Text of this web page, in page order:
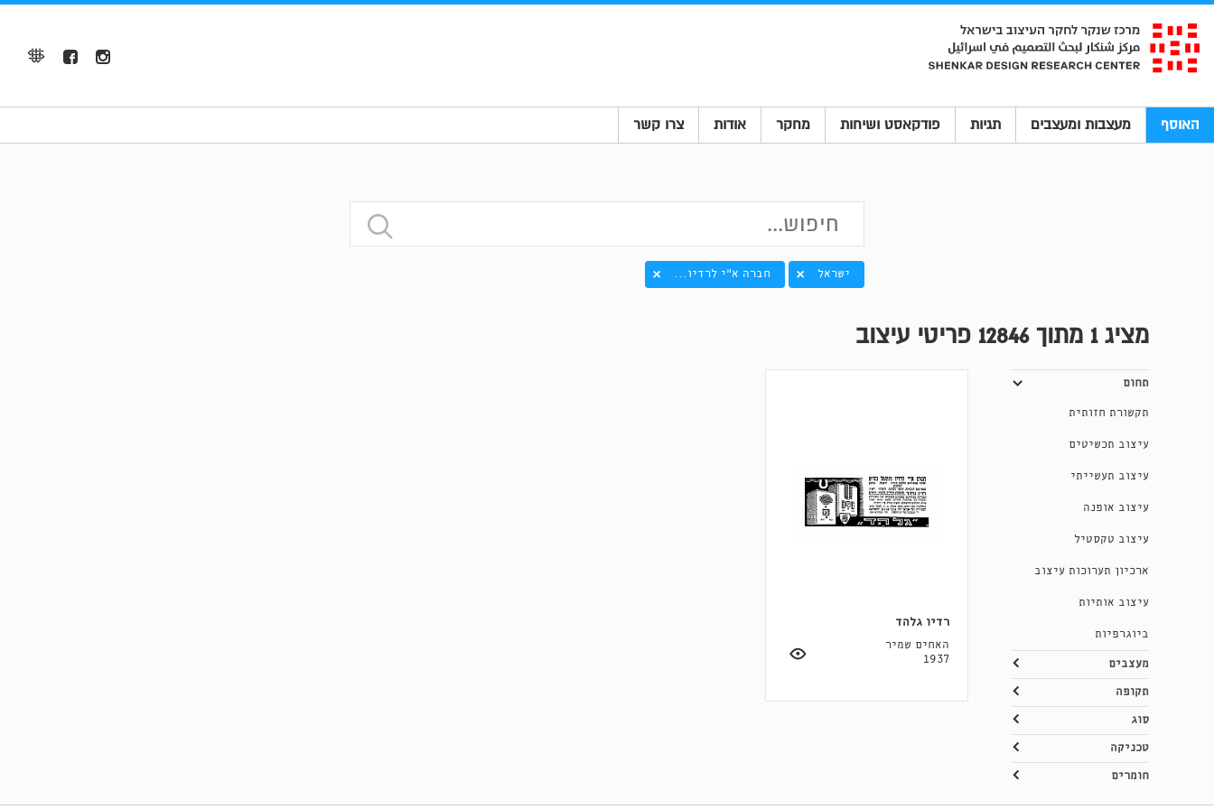
האוסף מעצבות ומעצבים תגיות פודקאסט ושיחות מחקר אודות צרו קשר
ישראל חברה א"י לרדיו...
מציג1 מתוך 12846 פריטי עיצוב
תחום
תקשורת חזותית
עיצוב תכשיטים
עיצוב תעשייתי
עיצוב אופנה
עיצוב טקסטיל
ארכיון תערוכות עיצוב
עיצוב אותיות
ביוגרפיות
מעצבים
תקופה
סוג
טכניקה
חומרים
רדיו גלהד
האחים שמיר
1937